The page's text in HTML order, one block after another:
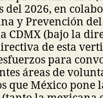
del 2026, en
y Prevención
CDMX (bajo la
de esta
para
áreas de
que México pone